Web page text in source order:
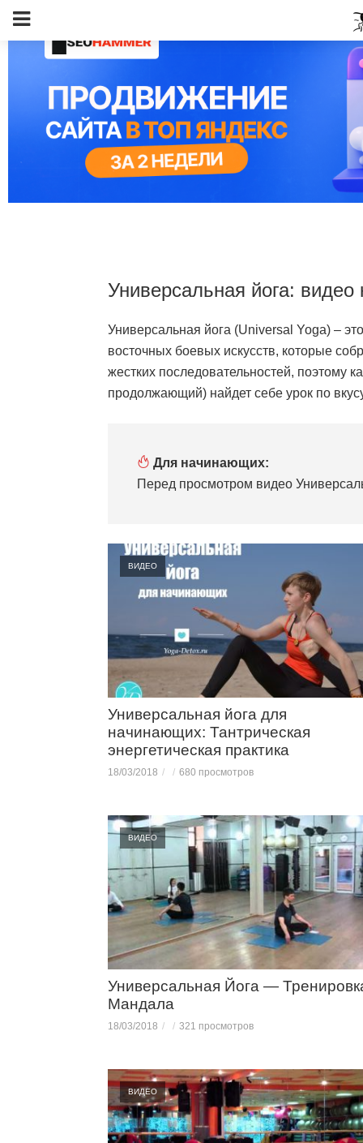
Универсальная йога:
Универсальная йога (Universal Yoga) –
восточных боевых искусств, которые
жестких последовательностей,
продолжающий) найдет себе урок по
Для начинающих:
Перед просмотром видео
ВИДЕО
Универсальная йога для
начинающих: Тантрическая
энергетическая практика
18/03/2018 680 просмотров
ВИДЕО
Универсальная Йога —
Мандала
18/03/2018 321 просмотров
ВИДЕО